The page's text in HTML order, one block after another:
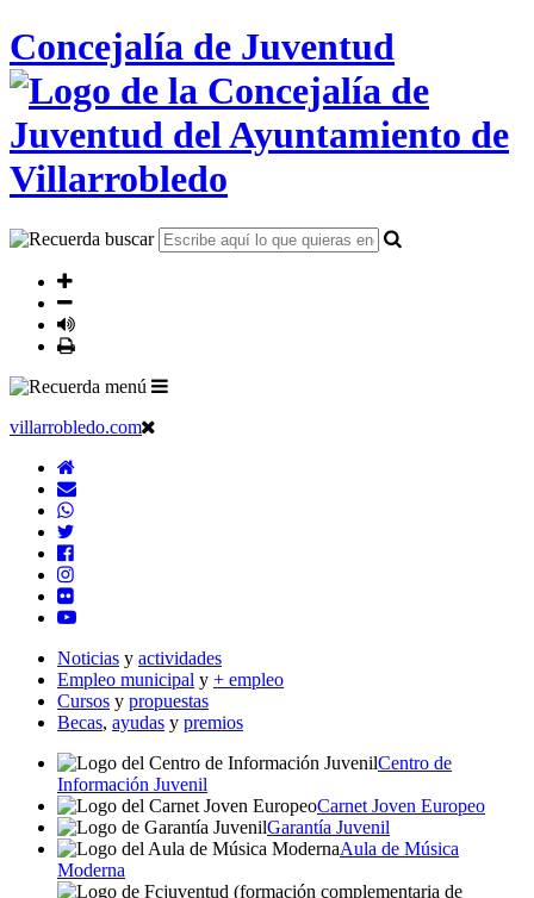
Concejalía de Juventud
villarrobledo.com
Noticias y actividades
Empleo municipal y + empleo
Cursos y propuestas
Becas, ayudas y premios
Centro de
Información Juvenil
Carnet Joven Europeo
Garantía Juvenil
Aula de Música
Moderna